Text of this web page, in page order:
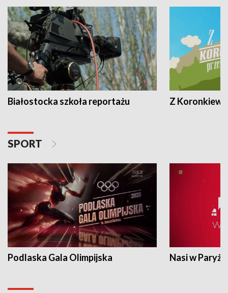
Białostocka szkoła reportażu Z
SPORT
Podlaska Gala Olimpijska Nasi w Paryżu